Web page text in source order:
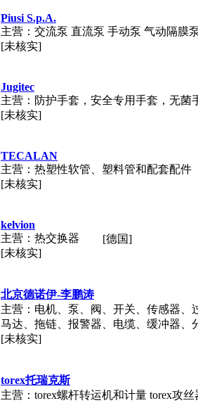
Piusi S.p.A.
主营：交流泵 直流泵 手动泵 气动隔膜
[未核实]
Jugitec
主营：防护手套，安全专用手套，无菌
[未核实]
TECALAN
主营：热塑性软管、塑料管和配套配件
[未核实]
kelvion
主营：热交换器
[未核实]
[德国]
北京德诺伊-李鹏涛
主营：电机、泵、阀、开关、传感器
马达、拖链、报警器、电缆、缓冲器、
[未核实]
torex托瑞克斯
主营：torex螺杆转运机和计量 torex攻